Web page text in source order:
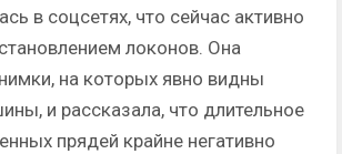
в соцсетях, что сейчас активно
локонов. Она
на которых явно видны
и рассказала, что длительное
прядей крайне негативно